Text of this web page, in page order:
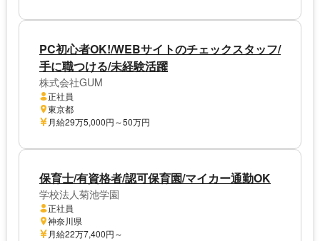
PC初心者OK!/WEBサイトのチェックスタッフ/
手に職つける/未経験活躍
株式会社GUM
正社員
東京都
月給29万5,000円～50万円
保育士/有資格者/認可保育園/マイカー通勤OK
学校法人菊池学園
正社員
神奈川県
月給22万7,400円～